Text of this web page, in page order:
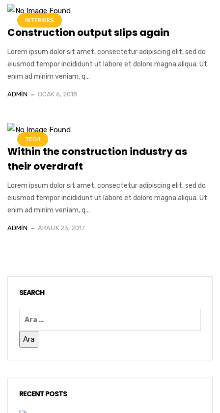
INTERIORS
Construction output slips again
Lorem ipsum dolor sit amet, consectetur adipiscing elit, sed do
eiusmod tempor incididunt ut labore et dolore magna aliqua. Ut
enim ad minim veniam, q...
ADMIN OCAK 6, 2018
TECH
Within the construction industry as
their overdraft
Lorem ipsum dolor sit amet, consectetur adipiscing elit, sed do
eiusmod tempor incididunt ut labore et dolore magna aliqua. Ut
enim ad minim veniam, q...
ADMIN ARALIK 23, 2017
SEARCH
RECENT POSTS